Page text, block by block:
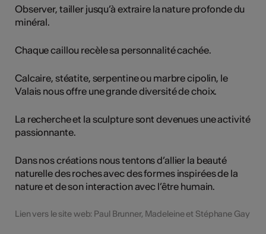
Observer, tailler jusqu’à extraire la nature profonde du
minéral.
Chaque caillou recèle sa personnalité cachée.
Calcaire, stéatite, serpentine ou marbre cipolin, le
Valais nous offre une grande diversité de choix.
La recherche et la sculpture sont devenues une activité
passionnante.
Dans nos créations nous tentons d’allier la beauté
naturelle des roches avec des formes inspirées de la
nature et de son interaction avec l’être humain.
Lien vers le site web: Paul Brunner, Madeleine et Stéphane Gay